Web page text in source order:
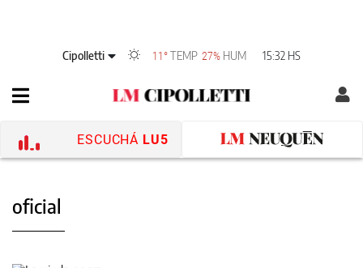
Cipolletti 11°TEMP 27% HUM 15:32 HS
ESCUCHÁ LU5
oficial